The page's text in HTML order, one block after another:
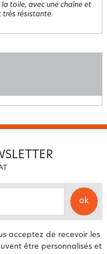
la toile, avec une chaîne et
très résistante.
ok
acceptez de recevoir les
être personnalisés et